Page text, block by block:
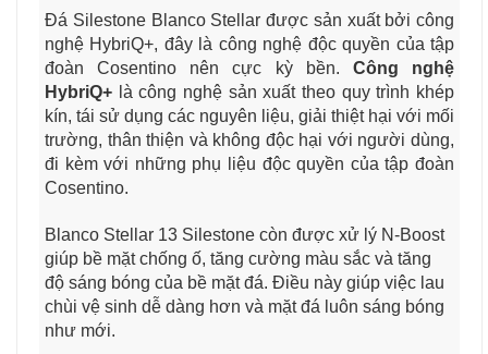
Đá Silestone Blanco Stellar được sản xuất bởi công
nghệ HybriQ+, đây là công nghệ độc quyền của tập
đoàn Cosentino nên cực kỳ bền. Công nghệ
HybriQ+ là công nghệ sản xuất theo quy trình khép
kín, tái sử dụng các nguyên liệu, giải thiệt hại với mối
trường, thân thiện và không độc hại với người dùng,
đi kèm với những phụ liệu độc quyền của tập đoàn
Cosentino.
Blanco Stellar 13 Silestone còn được xử lý N-Boost
giúp bề mặt chống ố, tăng cường màu sắc và tăng
độ sáng bóng của bề mặt đá. Điều này giúp việc lau
chùi vệ sinh dễ dàng hơn và mặt đá luôn sáng bóng
như mới.